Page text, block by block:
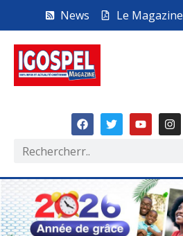
News Le Magazine